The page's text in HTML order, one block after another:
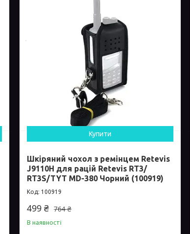
Купити
Шкіряний чохол з ремінцем Retevis
J9110H для рацій Retevis RT3/
RT3S/TYT MD-380 Чорний (100919)
100919
764 ₴
499 ₴
В наявності